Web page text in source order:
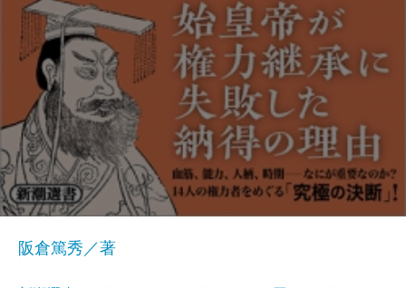
阪倉篤秀／著